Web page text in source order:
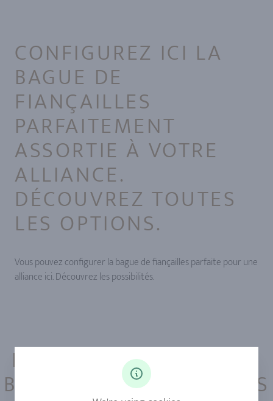
CONFIGUREZ ICI LA
BAGUE DE
FIANÇAILLES
PARFAITEMENT
ASSORTIE À VOTRE
ALLIANCE.
DÉCOUVREZ TOUTES
LES OPTIONS.
Vous pouvez configurer la bague de fiançailles parfaite pour une
alliance ici. Découvrez les possibilités.
LE CONFIGURATEUR DE
BAGUES DE FIANÇAILLES